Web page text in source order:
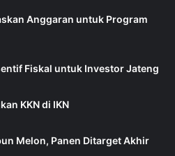
Anggaran untuk Program
Fiskal untuk Investor Jateng
KKN di IKN
Melon, Panen Ditarget Akhir